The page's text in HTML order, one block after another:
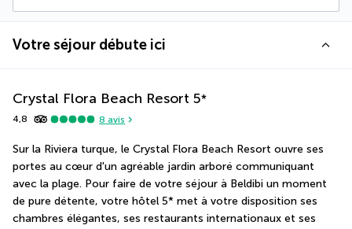
Votre séjour débute ici
Crystal Flora Beach Resort 5*
4,8 8 avis
Sur la Riviera turque, le Crystal Flora Beach Resort ouvre ses
portes au cœur d'un agréable jardin arboré communiquant
avec la plage. Pour faire de votre séjour à Beldibi un moment
de pure détente, votre hôtel 5* met à votre disposition ses
chambres élégantes, ses restaurants internationaux et ses